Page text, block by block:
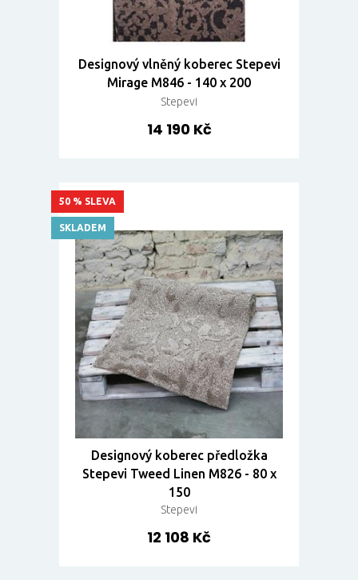
Designový vlněný koberec Stepevi
Mirage M846 - 140 x 200
Stepevi
14 190 Kč
Designový koberec předložka
Stepevi Tweed Linen M826 - 80 x
150
Stepevi
12 108 Kč
50 % SLEVA
SKLADEM